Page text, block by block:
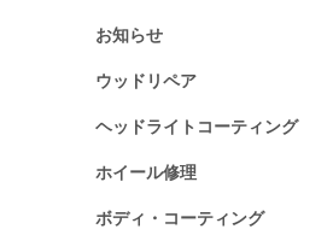
お知らせ
ウッドリペア
ヘッドライトコーティング
ホイール修理
ボディ・コーティング